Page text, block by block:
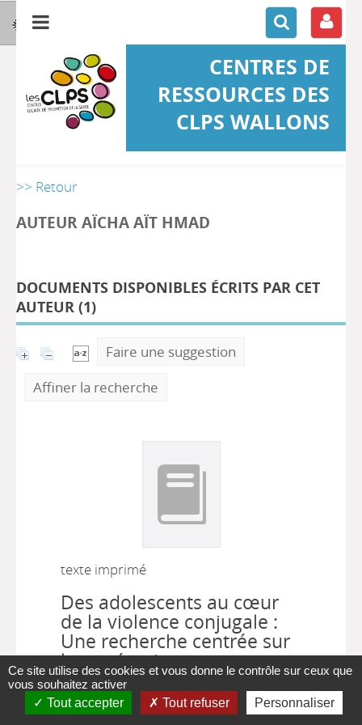
CENTRES DE
RESSOURCES DES
CLPS WALLONS
>> Retour
AUTEUR AÏCHA AÏT HMAD
DOCUMENTS DISPONIBLES ÉCRITS PAR CET
AUTEUR (1)
Faire une suggestion
Affiner la recherche
texte imprimé
Des adolescents au cœur
de la violence conjugale :
Une recherche centrée sur
leurs témoignages pour un
repositionnement
professionnel
Ce site utilise des cookies et vous donne le contrôle sur ceux que
vous souhaitez activer
Tout accepter
Tout refuser Personnaliser